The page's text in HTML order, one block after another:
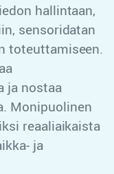
hallintaan,
sensoridatan
toteuttamiseen.
ja nostaa
Monipuolinen
reaaliaikaista
ja